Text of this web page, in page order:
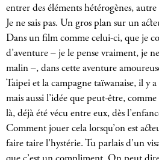
entrer des éléments hétérogènes,
Je ne sais pas. Un gros plan sur un
Dans un film comme celui-ci, que je
d’aventure – je le pense vraiment, je
malin –, dans cette aventure
Taipei et la campagne taïwanaise, il y a
mais aussi l’idée que peut-être,
là, déjà été vécu entre eux, dès
Comment jouer cela lorsqu’on est
faire taire l’hystérie. Tu parlais d’un